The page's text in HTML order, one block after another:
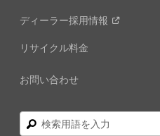
ディーラー採用情報
リサイクル料金
お問い合わせ
検
索